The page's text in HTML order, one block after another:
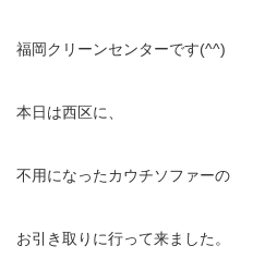
福岡クリーンセンターです(^^)
本日は西区に、
不用になったカウチソファーの
お引き取りに行って来ました。